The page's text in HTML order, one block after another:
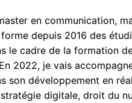
en communication,
depuis 2016 des
le cadre de la formation
2022, je vais
son développement en
digitale, droit du